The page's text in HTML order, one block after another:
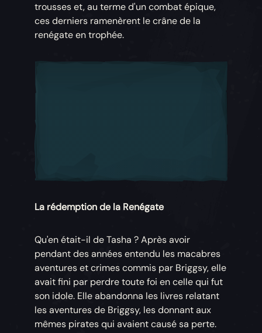
trousses et, au terme d'un combat épique,
ces derniers ramenèrent le crâne de la
renégate en trophée.
La rédemption de la Renégate
Qu'en était-il de Tasha ? Après avoir
pendant des années entendu les macabres
aventures et crimes commis par Briggsy, elle
avait fini par perdre toute foi en celle qui fut
son idole. Elle abandonna les livres relatant
les aventures de Briggsy, les donnant aux
mêmes pirates qui avaient causé sa perte.